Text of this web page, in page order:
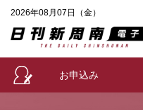
2026年08月07日（金）
お申込み